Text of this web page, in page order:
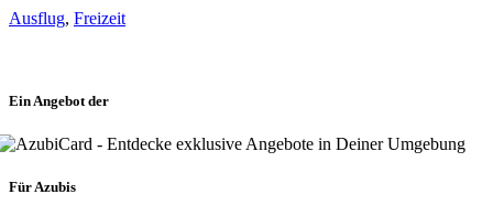
Ausflug, Freizeit
Ein Angebot der
Für Azubis